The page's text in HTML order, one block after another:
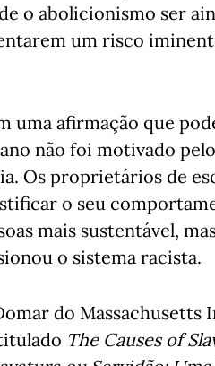
o abolicionismo ser
um risco
uma afirmação que
não foi motivado
Os proprietários de
o seu
mais sustentável,
o sistema racista.
do
The Causes of